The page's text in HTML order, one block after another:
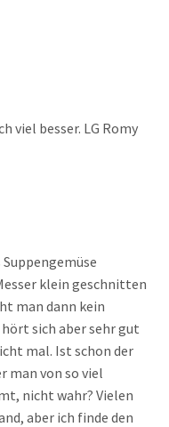
viel besser. LG Romy
klein geschnitten
man dann kein
sich aber sehr gut
mal. Ist schon der
man von so viel
nicht wahr? Vielen
aber ich finde den